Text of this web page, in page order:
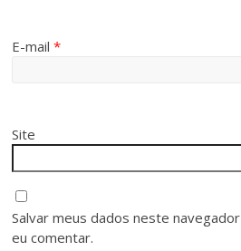
E-mail*
Site
Salvar meus dados neste
eu comentar.